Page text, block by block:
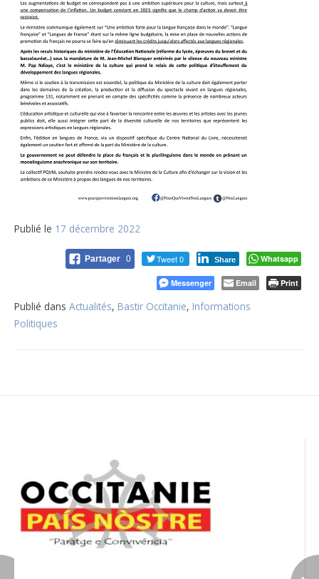
Publié le 17 décembre 2022
Partager 0 Tweet 0 Share Whatsapp
Messenger Email Print
Publié dans Actualités, Bastir Occitanie, Informations
Politiques